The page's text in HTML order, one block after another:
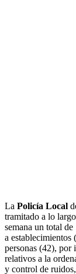
La Policía Local
tramitado a lo
semana un total
a establecimientos
personas (42), por
relativos a la
y control de